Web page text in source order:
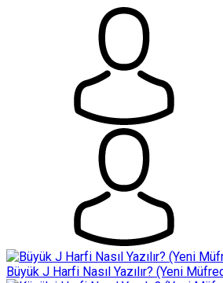
Büyük J Harfi Nasıl Yazılır? (Yeni